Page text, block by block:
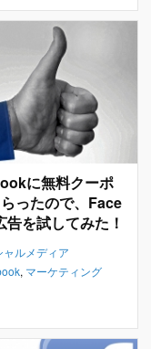
に無料クーポ
ったので、Face
を試してみた！
ャルメディア
, マーケティング